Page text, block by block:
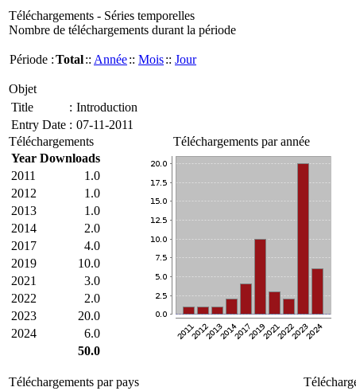
Téléchargements - Séries temporelles
Nombre de téléchargements durant la période
Période :Total:: Année:: Mois:: Jour
Objet
Title
: Introduction
Entry Date : 07-11-2011
Téléchargements
Year Downloads
2011
1.0
2012
1.0
2013
1.0
2014
2.0
2017
4.0
2019
10.0
2021
3.0
2022
2.0
2023
20.0
2024
6.0
50.0
Téléchargements par année
Téléchargements par pays